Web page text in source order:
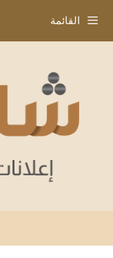
إلى
المحتوى
القائمة